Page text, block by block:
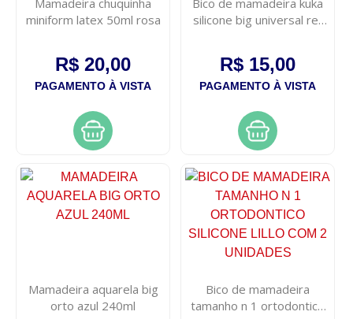
Mamadeira chuquinha
miniform latex 50ml rosa
R$ 20,00
PAGAMENTO À VISTA
Bico de mamadeira kuka
silicone big universal ref
R$ 15,00
PAGAMENTO À VISTA
Mamadeira aquarela big
orto azul 240ml
Bico de mamadeira
tamanho n 1 ortodontico